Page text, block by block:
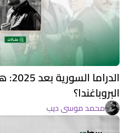
البروباغندا؟
محمد موسى ديب